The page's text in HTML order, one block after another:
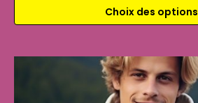
Choix des options